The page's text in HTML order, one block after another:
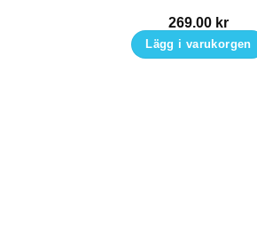
269.00 kr
Lägg i varukorgen